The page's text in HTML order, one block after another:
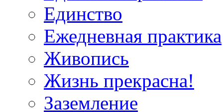
Единство
Ежедневная практика
Живопись
Жизнь прекрасна!
Заземление